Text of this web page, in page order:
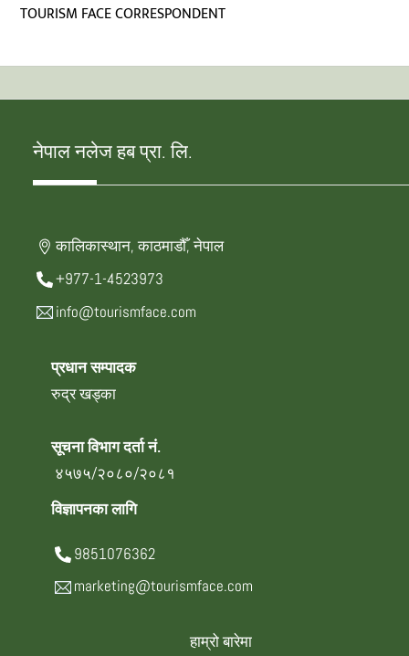
TOURISM FACE CORRESPONDENT
नेपाल नलेज हब प्रा. लि.
कालिकास्थान, काठमाडौँ, नेपाल
+977-1-4523973
info@tourismface.com
प्रधान सम्पादक
रुद्र खड्का
सूचना विभाग दर्ता नं.
४५७५/२०८०/२०८१
विज्ञापनका लागि
9851076362
marketing@tourismface.com
हाम्रो बारेमा